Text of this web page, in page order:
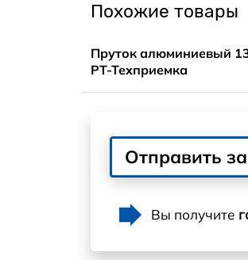
Похожие товары
Пруток алюминиевый
РТ-Техприемка
Отправить
Вы получите